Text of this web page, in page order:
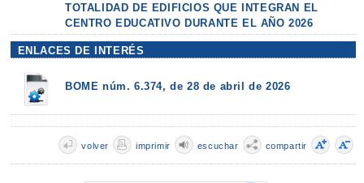
TOTALIDAD DE EDIFICIOS QUE INTEGRAN EL
CENTRO EDUCATIVO DURANTE EL AÑO 2026
ENLACES DE INTERÉS
BOME núm. 6.374, de 28 de abril de 2026
compartir
escuchar
imprimir
volver